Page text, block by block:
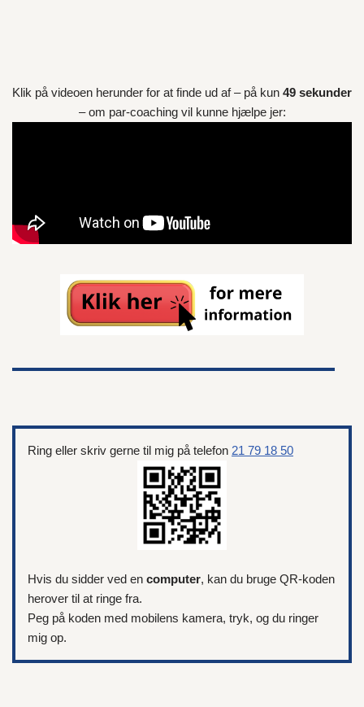
Klik på videoen herunder for at finde ud af – på kun 49 sekunder
– om par-coaching vil kunne hjælpe jer:
Ring eller skriv gerne til mig på telefon 21 79 18 50
Hvis du sidder ved en computer, kan du bruge QR-koden
herover til at ringe fra.
Peg på koden med mobilens kamera, tryk, og du ringer
mig op.